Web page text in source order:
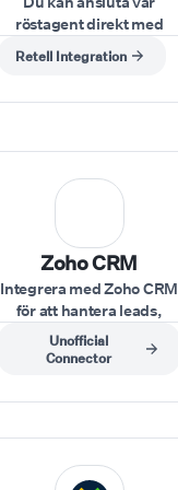
röstagent direkt med
Xero för att hämta
fakturadetaljer,
ett samtal.
Retell Integration
⁠Zoho CRM
Integrera med Zoho CRM
för att hantera leads,
hämta kundinformation
eller uppdatera poster
Unofficial
Connector